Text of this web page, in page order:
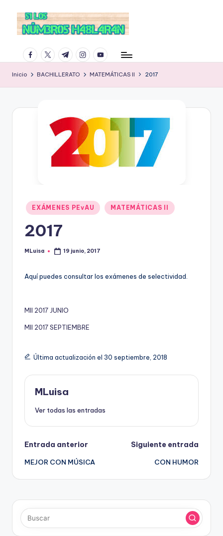
facebook.com
twitter.com
t.me instagram.com
youtube.com
Inicio BACHILLERATO MATEMÁTICAS II 2017
Publicado
en
EXÁMENES PEvAU MATEMÁTICAS II
2017
Publicado
MLuisa 19 junio, 2017
Aquí puedes consultar los exámenes de selectividad.
MII 2017 JUNIO
MII 2017 SEPTIEMBRE
Última actualización el 30 septiembre, 2018
MLuisa
Ver todas las entradas
Navegación
de
Entrada anterior
MEJOR CON MÚSICA
Siguiente entrada
CON HUMOR